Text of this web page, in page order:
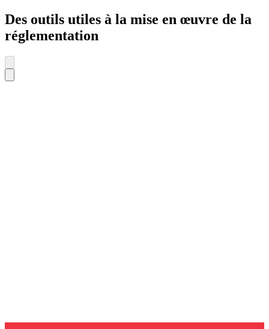
Des outils utiles à la mise en œuvre de la
réglementation